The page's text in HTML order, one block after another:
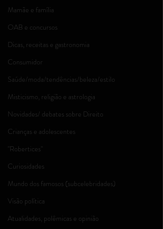
Mamãe e família
OAB e concursos
Dicas, receitas e gastronomia
Consumidor
Saúde/moda/tendências/beleza/estilo
Misticismo, religião e astrologia
Novidades/ debates sobre Direito
Crianças e adolescentes
''Robertices''
Curiosidades
Mundo dos famosos (subcelebridades)
Visão política
Atualidades, polêmicas e opinião